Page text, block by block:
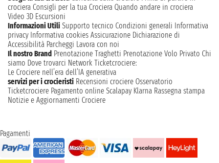
crociera Consigli per la tua Crociera Quando andare in crociera
Video 3D Escursioni
Informazioni Utili Supporto tecnico Condizioni generali Informativa
privacy Informativa cookies Assicurazione Dichiarazione di
Accessibilità Parcheggi Lavora con noi
Il nostro Brand Prenotazione Traghetti Prenotazione Volo Privato Chi
siamo Dove trovarci Network Ticketcrociere:
Le Crociere nell’era dell’IA generativa
servizi per i crocieristi Recensioni crociere Osservatorio
Ticketcrociere Pagamento online Scalapay Klarna Rassegna stampa
Notizie e Aggiornamenti Crociere
Pagamenti